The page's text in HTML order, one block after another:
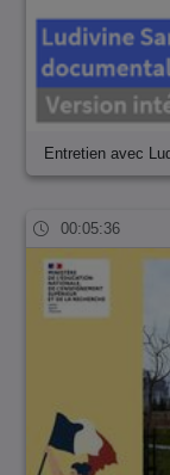
Entretien avec
00:05:36